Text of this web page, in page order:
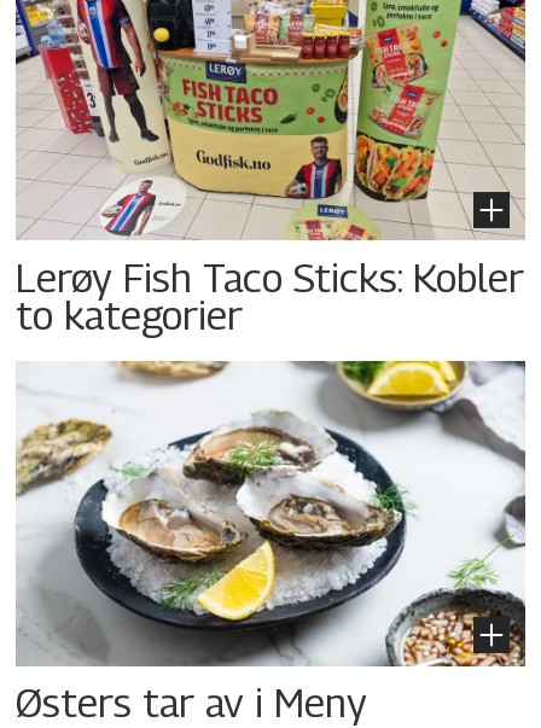
Lerøy Fish Taco Sticks: Kobler
to kategorier
Østers tar av i Meny